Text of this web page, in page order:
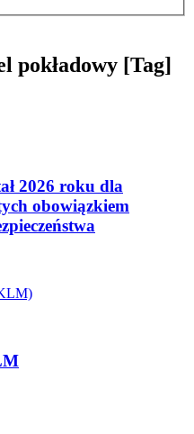
pokładowy [Tag]
2026 roku dla
obowiązkiem